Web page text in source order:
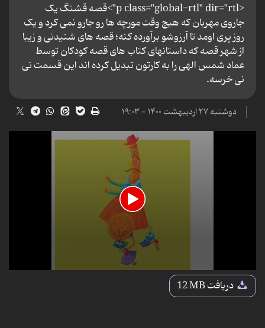
<p class="global-rtl" dir="rtl">قصه قشنگ یک
جاروی مهربان که هیچ وقت مورچه ها رو جارو نمی کرد و یک
روز پری اومد تا آرزوشو برآورده کنه؛ قصه های شنیدنی و زیبا
از شهر قصه که داستانهای کتاب های قصه کودکان توسط
عماد شمس الهی را به کارتون تبدیل کرده اند این قسمت نی
نی خرسه.
دوشنبه ۲۷ اردیبهشت ۱۴۰۰ - ۱۹:۰۳
0
دریافت12 MB